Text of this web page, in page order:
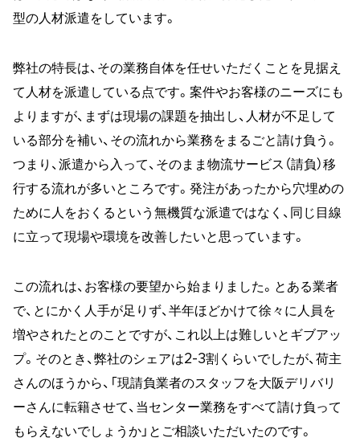
型の人材派遣をしています。
弊社の特長は、その業務自体を任せいただくことを見据え
て人材を派遣している点です。案件やお客様のニーズにも
よりますが、まずは現場の課題を抽出し、人材が不足して
いる部分を補い、その流れから業務をまるごと請け負う。
つまり、派遣から入って、そのまま物流サービス（請負）移
行する流れが多いところです。発注があったから穴埋めの
ために人をおくるという無機質な派遣ではなく、同じ目線
に立って現場や環境を改善したいと思っています。
この流れは、お客様の要望から始まりました。とある業者
で、とにかく人手が足りず、半年ほどかけて徐々に人員を
増やされたとのことですが、これ以上は難しいとギブアッ
プ。そのとき、弊社のシェアは2-3割くらいでしたが、荷主
さんのほうから、「現請負業者のスタッフを大阪デリバリ
ーさんに転籍させて、当センター業務をすべて請け負って
もらえないでしょうか」とご相談いただいたのです。